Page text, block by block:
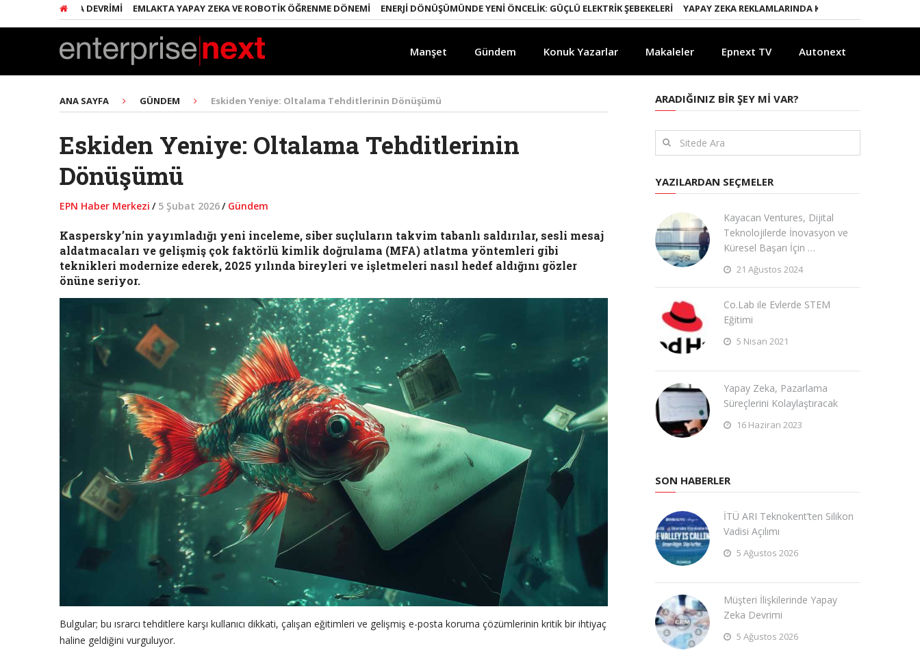
ZEKA DEVRIMI EMLAKTA YAPAY ZEKA VE ROBOTIK ÖĞRENME DÖNEMI ENERJI DÖNÜŞÜMÜNDE YENI ÖNCELIK: GÜÇLÜ ELEKTRIK ŞEBEKELERI YAPAY ZEKA REKLAMLARINDA KURALLAR DEĞIŞIYOR
Manşet Gündem Konuk Yazarlar Makaleler Epnext TV Autonext
ANA SAYFA GÜNDEM Eskiden Yeniye: Oltalama Tehditlerinin Dönüşümü
Eskiden Yeniye: Oltalama Tehditlerinin
Dönüşümü
EPN Haber Merkezi / 5 Şubat 2026/ Gündem
Kaspersky’nin yayımladığı yeni inceleme, siber suçluların takvim tabanlı saldırılar, sesli mesaj
aldatmacaları ve gelişmiş çok faktörlü kimlik doğrulama (MFA) atlatma yöntemleri gibi
teknikleri modernize ederek, 2025 yılında bireyleri ve işletmeleri nasıl hedef aldığını gözler
önüne seriyor.
Bulgular; bu ısrarcı tehditlere karşı kullanıcı dikkati, çalışan eğitimleri ve gelişmiş e-posta koruma çözümlerinin kritik bir ihtiyaç
haline geldiğini vurguluyor.
ARADIĞINIZ BIR ŞEY MI VAR?
YAZILARDAN SEÇMELER
Kayacan Ventures, Dijital
Teknolojilerde İnovasyon ve
Küresel Başarı İçin …
21 Ağustos 2024
Co.Lab ile Evlerde STEM
Eğitimi
5 Nisan 2021
Yapay Zeka, Pazarlama
Süreçlerini Kolaylaştıracak
16 Haziran 2023
SON HABERLER
İTÜ ARI Teknokent’ten Silikon
Vadisi Açılımı
5 Ağustos 2026
Müşteri İlişkilerinde Yapay
Zeka Devrimi
5 Ağustos 2026